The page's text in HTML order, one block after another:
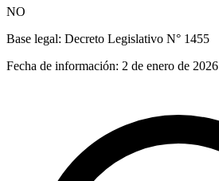
NO
Base legal: Decreto Legislativo N° 1455
Fecha de información: 2 de enero de 2026